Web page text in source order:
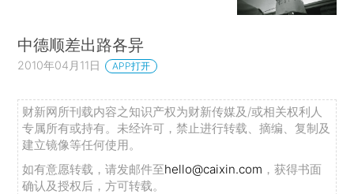
中德顺差出路各异
2010年04月11日 APP打开
财新网所刊载内容之知识产权为财新传媒及/或相关权利人
专属所有或持有。未经许可，禁止进行转载、摘编、复制及
建立镜像等任何使用。
如有意愿转载，请发邮件至hello@caixin.com ，获得书面
确认及授权后，方可转载。